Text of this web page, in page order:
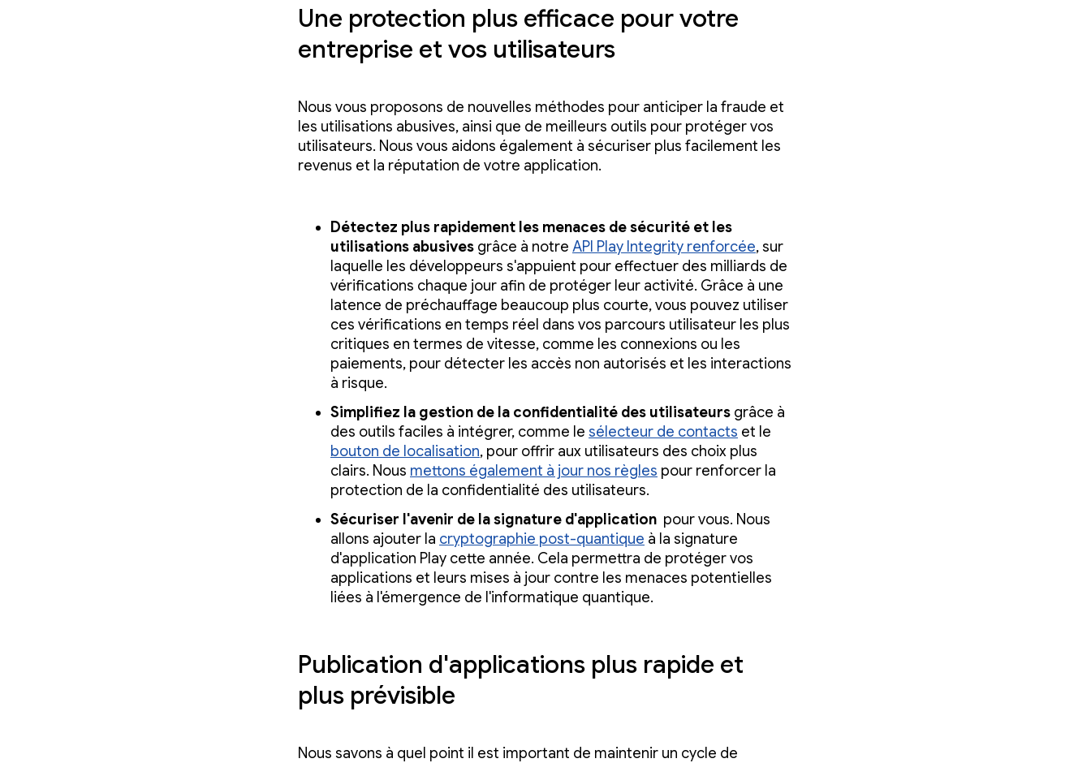
Une protection plus efficace pour votre
entreprise et vos utilisateurs
Nous vous proposons de nouvelles méthodes pour anticiper la fraude et
les utilisations abusives, ainsi que de meilleurs outils pour protéger vos
utilisateurs. Nous vous aidons également à sécuriser plus facilement les
revenus et la réputation de votre application.
Détectez plus rapidement les menaces de sécurité et les
utilisations abusives grâce à notre API Play Integrity renforcée, sur
laquelle les développeurs s'appuient pour effectuer des milliards de
vérifications chaque jour afin de protéger leur activité. Grâce à une
latence de préchauffage beaucoup plus courte, vous pouvez utiliser
ces vérifications en temps réel dans vos parcours utilisateur les plus
critiques en termes de vitesse, comme les connexions ou les
paiements, pour détecter les accès non autorisés et les interactions
à risque.
Simplifiez la gestion de la confidentialité des utilisateurs grâce à
des outils faciles à intégrer, comme le sélecteur de contacts et le
bouton de localisation, pour offrir aux utilisateurs des choix plus
clairs. Nous mettons également à jour nos règles pour renforcer la
protection de la confidentialité des utilisateurs.
Sécuriser l'avenir de la signature d'application pour vous. Nous
allons ajouter la cryptographie post-quantique à la signature
d'application Play cette année. Cela permettra de protéger vos
applications et leurs mises à jour contre les menaces potentielles
liées à l'émergence de l'informatique quantique.
Publication d'applications plus rapide et
plus prévisible
Nous savons à quel point il est important de maintenir un cycle de